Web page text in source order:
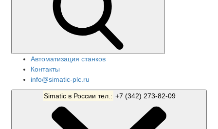
Автоматизация станков
Контакты
info@simatic-plc.ru
Simatic в России тел.: +7 (342) 273-82-09